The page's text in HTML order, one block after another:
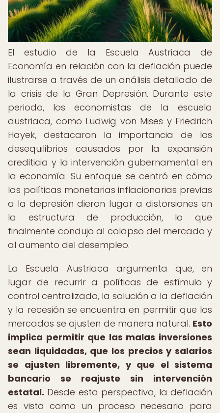
El estudio de la Escuela Austriaca de
Economía en relación con la deflación puede
ilustrarse a través de un análisis detallado de
la crisis de la Gran Depresión. Durante este
periodo, los economistas de la escuela
austriaca, como Ludwig von Mises y Friedrich
Hayek, destacaron la importancia de los
desequilibrios causados por la expansión
crediticia y la intervención gubernamental en
la economía. Su enfoque se centró en cómo
las políticas monetarias inflacionarias previas
a la depresión dieron lugar a distorsiones en
la estructura de producción, lo que
finalmente condujo al colapso del mercado y
al aumento del desempleo.
La Escuela Austriaca argumenta que, en
lugar de recurrir a políticas de estímulo y
control centralizado, la solución a la deflación
y la recesión se encuentra en permitir que los
mercados se ajusten de manera natural. Esto
implica permitir que las malas inversiones
sean liquidadas, que los precios y salarios
se ajusten libremente, y que el sistema
bancario se reajuste sin intervención
estatal. Desde esta perspectiva, la deflación
es vista como un proceso necesario para